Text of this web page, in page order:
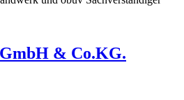
& Co.KG.